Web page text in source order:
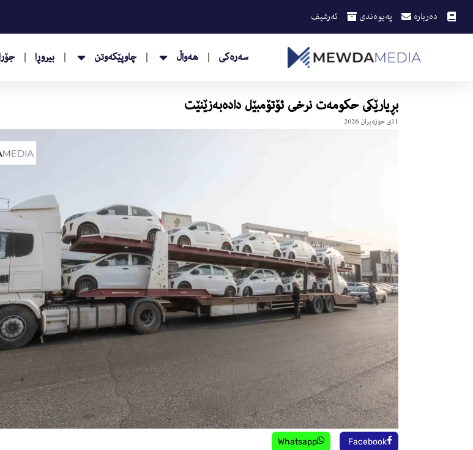
دەربارە پەیوەندی ئەرشیف
سەرەکی هەواڵ چاوپێکەوتن بیروڕا
بڕیارێكى حكومه‌ت نرخى ئۆتۆمبێل داده‌به‌زێنێت
11ی حوزه‌یران 2026
Facebook
Whatsapp